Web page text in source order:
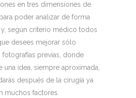
en tres dimensiones de
poder analizar de forma
según criterio médico todos
desees mejorar sólo
fotografías previas, donde
una idea, siempre aproximada,
después de la cirugía ya
muchos factores.